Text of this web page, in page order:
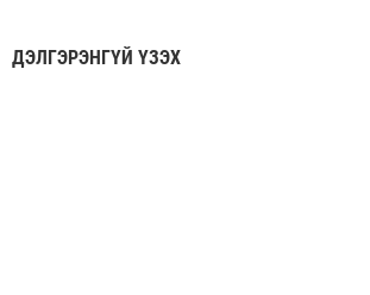
ДЭЛГЭРЭНГҮЙ ҮЗЭХ